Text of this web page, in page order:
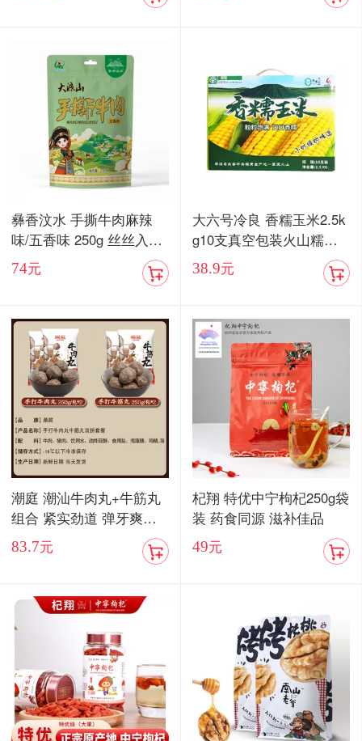
彝香汶水 手撕牛肉麻辣
味/五香味 250g 丝丝入味
入口化渣
74元
大六号冷良 香糯玉米2.5k
g10支真空包装火山糯玉
米
38.9元
潮庭 潮汕牛肉丸+牛筋丸
组合 紧实劲道 弹牙爽口
顺丰包邮
83.7元
杞翔 特优中宁枸杞250g袋
装 药食同源 滋补佳品
49元